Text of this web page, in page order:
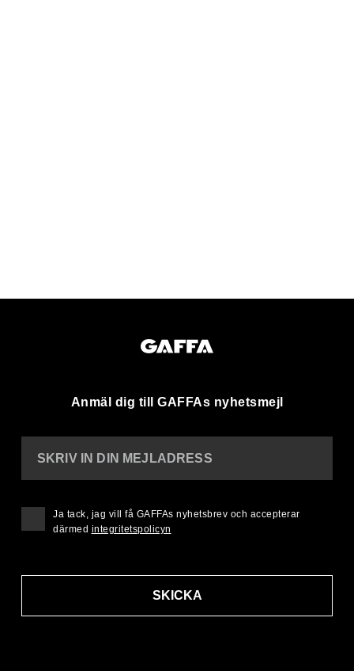
Anmäl dig till GAFFAs nyhetsmejl
SKRIV IN DIN MEJLADRESS
SKICKA
Ja tack, jag vill få GAFFAs nyhetsbrev och accepterar
därmed integritetspolicyn